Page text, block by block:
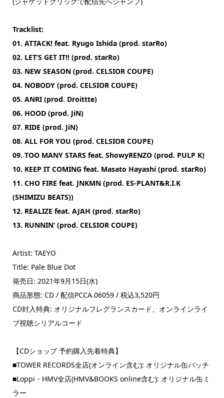
Tracklist:
01. ATTACK! feat. Ryugo Ishida (prod. starRo)
02. LET’S GET IT!! (prod. starRo)
03. NEW SEASON (prod. CELSIOR COUPE)
04. NOBODY (prod. CELSIOR COUPE)
05. ANRI (prod. Droittte)
06. HOOD (prod. JiN)
07. RIDE (prod. JiN)
08. ALL FOR YOU (prod. CELSIOR COUPE)
09. TOO MANY STARS feat. ShowyRENZO (prod. PULP K)
10. KEEP IT COMING feat. Masato Hayashi (prod. starRo)
11. CHO FIRE feat. JNKMN (prod. ES-PLANT&R.I.K
(SHIMIZU BEATS))
12. REALIZE feat. AJAH (prod. starRo)
13. RUNNIN’ (prod. CELSIOR COUPE)
Artist: TAEYO
Title: Pale Blue Dot
発売日: 2021年9月15日(水)
商品形態: CD / 配信PCCA.06059 / 税込3,520円
CD封入特典: オリジナルフレグランスカード、オンラインライ
ブ視聴シリアルコード
【CDショップ 予約購入先着特典】
■TOWER RECORDS全店(オンライン含む): オリジナル缶バッチ
■Loppi・HMV全店(HMV&BOOKS online含む): オリジナル缶ミ
ラー